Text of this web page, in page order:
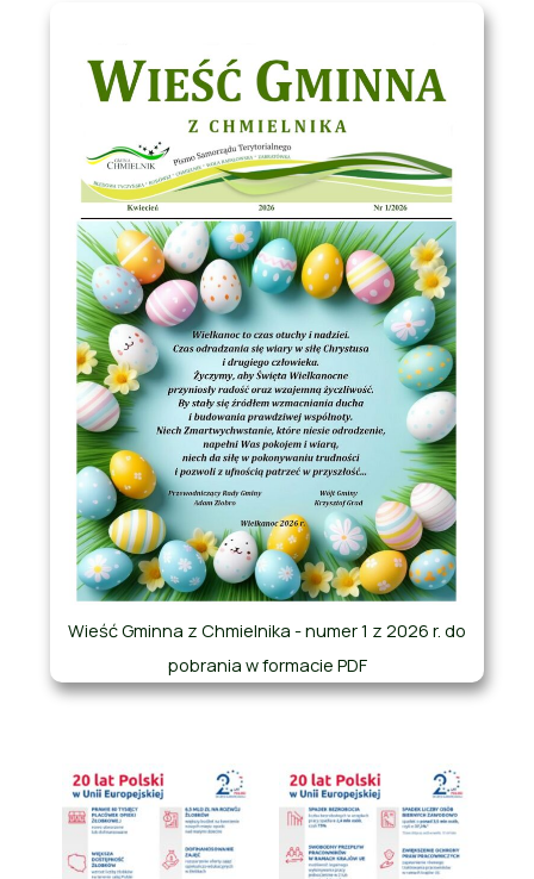
Wieść Gminna z Chmielnika - numer 1 z 2026 r. do
pobrania w formacie PDF